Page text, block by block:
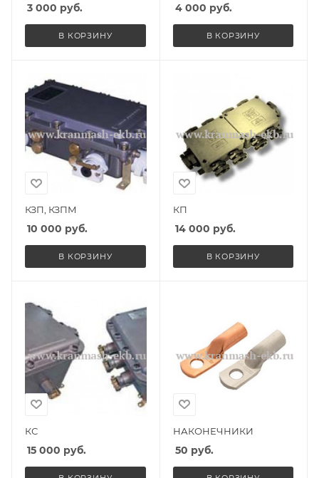
3 000 руб.
В КОРЗИНУ
4 000 руб.
В КОРЗИНУ
КЗП, КЗПМ
10 000 руб.
В КОРЗИНУ
КП
14 000 руб.
В КОРЗИНУ
КС
15 000 руб.
НАКОНЕЧНИКИ
50 руб.